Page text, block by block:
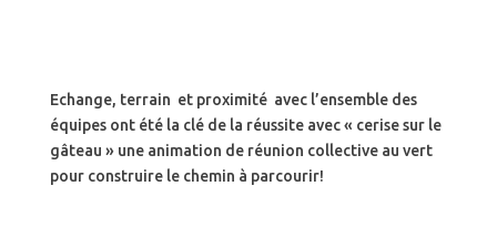
Echange, terrain et proximité avec l’ensemble des
équipes ont été la clé de la réussite avec « cerise sur le
gâteau » une animation de réunion collective au vert
pour construire le chemin à parcourir!